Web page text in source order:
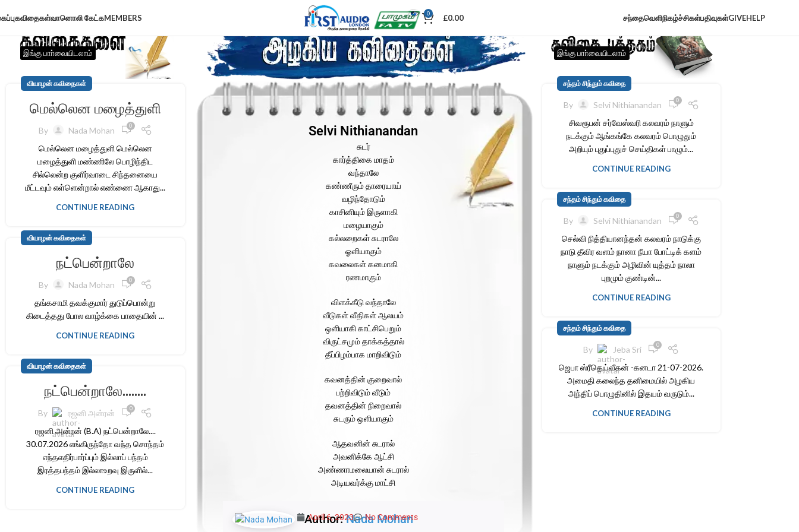
கவிதைகள்வானொலி கேட்கMEMBERS 0 £0.00 சந்தைவெளிநிகழ்ச்சிகள்பதிவுகள்GIVEHELP
இங்கு பாா்வையிடலாம் இங்கு பாா்வையிடலாம்
வியாழன் கவிதைகள்
மெல்லென மழைத்துளி
By Nada Mohan 0
மெல்லென மழைத்துளி மெல்லென
மழைத்துளி மண்ணிலே பொழிந்திட
சில்லென்ற குளிர்வாடை சிந்தனையை
மீட்டவும் எள்ளென்றால் எண்ணை ஆகாது...
CONTINUE READING
வியாழன் கவிதைகள்
நட்பென்றாலே
By Nada Mohan 0
தங்கசாமி தவக்குமார் துடுப்பொன்று
கிடைத்தது போல வாழ்க்கை பாதையின் ...
CONTINUE READING
வியாழன் கவிதைகள்
நட்பென்றாலே……..
By ரஜனி அன்ரன் 0
ரஜனி அன்ரன் (B.A) நட்பென்றாலே....
30.07.2026 எங்கிருந்தோ வந்த சொந்தம்
எந்தஎதிர்பார்ப்பும் இல்லாப் பந்தம்
இரத்தபந்தம் இல்லாஉறவு இருளில்...
CONTINUE READING
Selvi Nithianandan
சுடர்
கார்த்திகை மாதம்
வந்தாலே
கண்ணீரும் தாரையாய்
வழிந்தோடும்
காசினியும் இருளாகி
மழையாகும்
கல்லறைகள் சுடராலே
ஓளியாகும்
கவலைகள் கனமாகி
ரணமாகும்
விளக்கீடு வந்தாலே
வீடுகள் வீதிகள் ஆலயம்
ஒளியாகி காட்சிபெறும்
விருட்சமும் தாக்கத்தால்
தீப்பிழம்பாக மாறிவிடும்
கவனத்தின் குறைவால்
பற்றிவிடும் வீடும்
தவனத்தின் நிறைவால்
சுடரும் ஒளியாகும்
ஆதவனின் சுடரால்
அவனிக்கே ஆட்சி
அண்ணாமலையான் சுடரால்
அடியவர்க்கு மாட்சி
Author:Nada Mohan
April 6, 2023 No Comments
சந்தம் சிந்தும் கவிதை
By Selvi Nithianandan 0
சிவரூபன் சர்வேஸ்வரி கலவரம் நாளும்
நடக்கும் ஆங்கங்கே கலவரம் பொழுதும்
அறியும் புதுப்புதுச் செய்திகள் பாழும்...
CONTINUE READING
சந்தம் சிந்தும் கவிதை
By Selvi Nithianandan 0
செல்வி நித்தியானந்தன் கலவரம் நாடுக்கு
நாடு தீவிர வளம் நானா நீயா போட்டிக் களம்
நாளும் நடக்கும் அழிவின் யுத்தம் நாலா
புறமும் குண்டின்...
CONTINUE READING
சந்தம் சிந்தும் கவிதை
By Jeba Sri 0
ஜெபா ஸ்ரீதெய்வீகன் -கனடா 21-07-2026.
அமைதி கலைந்த தனிமையில் அழகிய
அந்திப் பொழுதினில் இதயம் வருடும்...
CONTINUE READING